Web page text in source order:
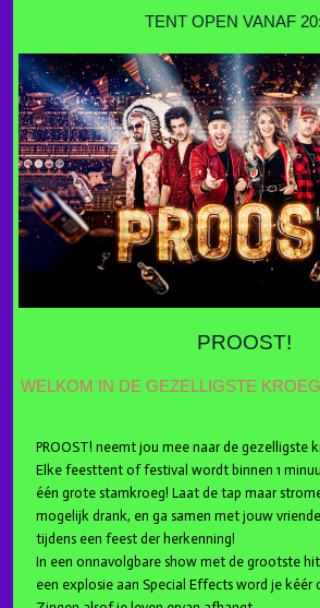
TENT OPEN VANAF
PROOST!
WELKOM IN DE GEZELLIGSTE
PROOST! neemt jou mee naar de gezelligste
Elke feesttent of festival wordt binnen 1
één grote stamkroeg! Laat de tap maar
mogelijk drank, en ga samen met jouw
tijdens een feest der herkenning!
In een onnavolgbare show met de grootste
een explosie aan Special Effects word je kéér